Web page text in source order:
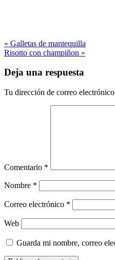
« Galletas de mantequilla
Risotto con champiñon »
Deja una respuesta
Tu dirección de correo
Comentario *
Nombre *
Correo electrónico *
Web
Guarda mi nombre, correo